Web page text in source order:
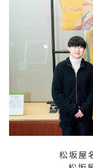
松坂屋